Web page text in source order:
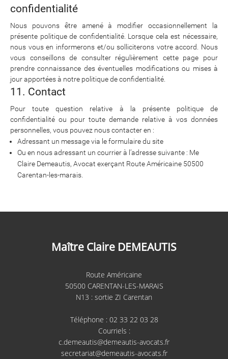
confidentialité
Nous pouvons être amené à modifier occasionnellement la
présente politique de confidentialité. Lorsque cela est nécessaire,
nous vous en informerons et/ou solliciterons votre accord. Nous
vous conseillons de consulter régulièrement cette page pour
prendre connaissance des éventuelles modifications ou mises à
jour apportées à notre politique de confidentialité.
11. Contact
Pour toute question relative à la présente politique de
confidentialité ou pour toute demande relative à vos données
personnelles, vous pouvez nous contacter en :
Adressant un message via le formulaire du site
Ou en nous adressant un courrier à l’adresse suivante : Me
Claire Demeautis, Avocat exerçant Route Américaine 50500
Carentan-les-marais.
Maître Claire DEMEAUTIS
Route Américaine
50500 CARENTAN-LES-MARAIS
N13 : sortie ZI Carentan
Téléphone : 02 33 22 03 28
Courriels :
c.demeautis@demeautis-avocats.fr
secretariat@demeautis-avocats.fr